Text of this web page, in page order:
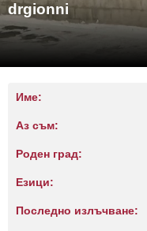
drgionni
Име:
Аз съм:
Роден град:
Езици:
Последно излъчване: